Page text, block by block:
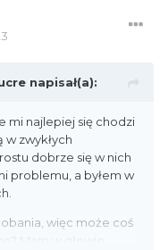
napisał(a):
mi najlepiej się chodzi
w zwykłych
dobrze się w nich
problemu, a byłem w
więc może coś
Mam w głowie